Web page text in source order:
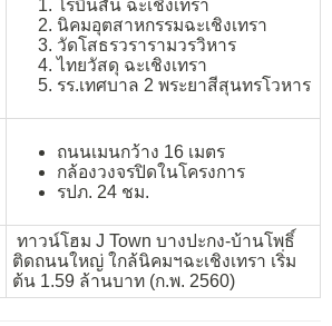
โรบินสัน ฉะเชิงเทรา
นิคมอุตสาหกรรมฉะเชิงเทรา
วัดโสธรวรารามวรวิหาร
ไทยวัสดุ ฉะเชิงเทรา
รร.เทศบาล 2 พระยาสีสุนทรโวหาร
ถนนเมนกว้าง 16 เมตร
กล้องวงจรปิดในโครงการ
รปภ. 24 ชม.
ทาวน์โฮม J Town บางปะกง-บ้านโพธิ์
ติดถนนใหญ่ ใกล้นิคมฯฉะเชิงเทรา เริ่ม
ต้น 1.59 ล้านบาท (ก.พ. 2560)